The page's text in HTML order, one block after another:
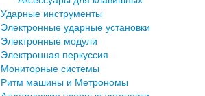
Ударные инструменты
Электронные ударные установки
Электронные модули
Электронная перкуссия
Мониторные системы
Ритм машины и Метрономы